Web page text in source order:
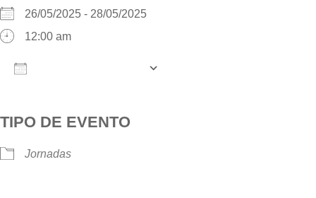
26/05/2025 - 28/05/2025
12:00 am
TIPO DE EVENTO
Jornadas